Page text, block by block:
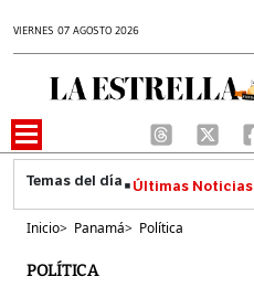
VIERNES 07 AGOSTO 2026
Últimas Noticias
Inicio> Panamá> Política
POLÍTICA